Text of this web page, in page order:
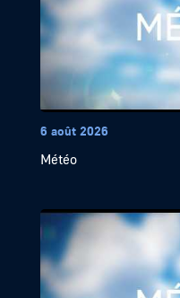
6 août 2026
Météo